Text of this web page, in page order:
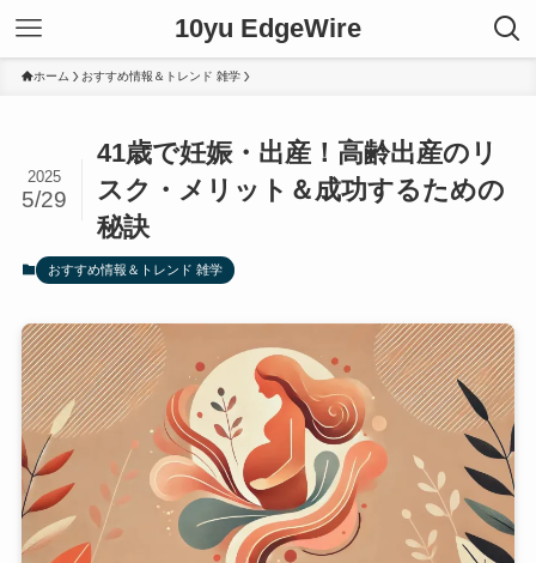
10yu EdgeWire
ホーム おすすめ情報＆トレンド 雑学
41歳で妊娠・出産！高齢出産のリ
スク・メリット＆成功するための
秘訣
2025
5/29
おすすめ情報＆トレンド 雑学